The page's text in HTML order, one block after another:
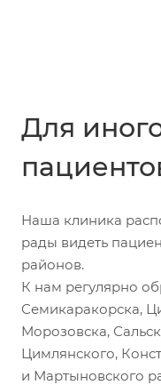
Для
Наша клиника
рады видеть
районов.
К нам регулярно
Семикаракорска,
Морозовска,
Цимлянского,
и Мартыновского